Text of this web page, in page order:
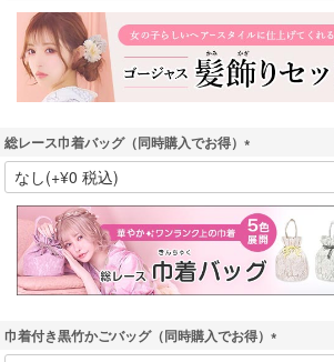
)
総レース巾着バッグ（同時購入でお得）
(
必
須
)
巾着付き黒竹かごバッグ（同時購入でお得）